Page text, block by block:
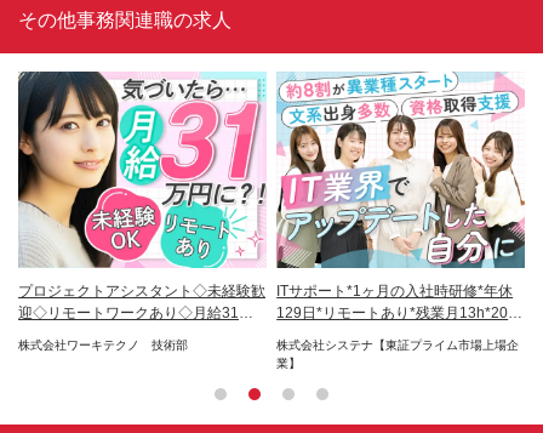
その他事務関連職の求人
プロジェクトアシスタント◇未経験歓
迎◇リモートワークあり◇月給31万
株式会社ワーキテクノ 技術部
ITサポート*1ヶ月の入社時研修*年休
129日*リモートあり*残業月13h*20代
株式会社システナ【東証プライム市場上場企
業】